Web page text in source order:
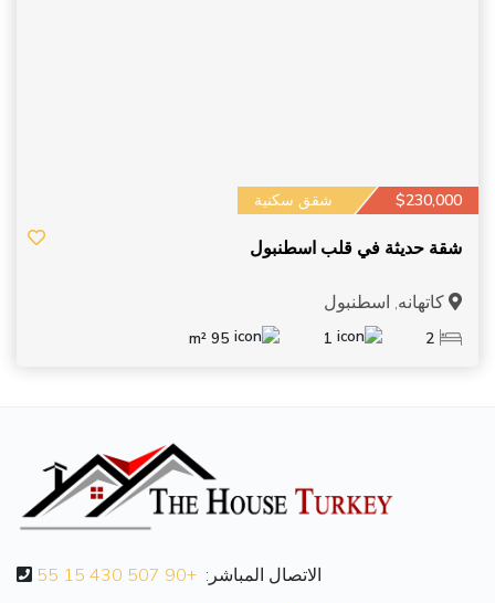
شقق سكنية $230,000
شقة حديثة في قلب اسطنبول
كاتهانه, اسطنبول
2
1
95 m²
الاتصال المباشر: +90 507 430 15 55